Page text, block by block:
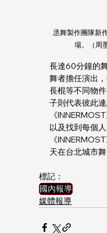
丞舞製作團隊新
場。（周
長達60分鐘的
舞者擔任演出
長棍等不同物
子則代表彼此
《
以及找到每個人
《
天在台北城市
標記：
國內報導
媒體報導